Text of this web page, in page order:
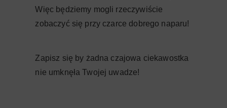
Więc będziemy mogli rzeczywiście
zobaczyć się przy czarce dobrego naparu!
Zapisz się by żadna czajowa ciekawostka
nie umknęła Twojej uwadze!